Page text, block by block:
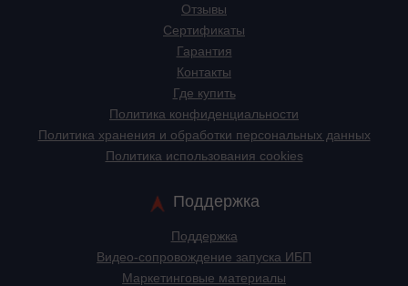
Отзывы
Сертификаты
Гарантия
Контакты
Где купить
Политика конфиденциальности
Политика хранения и обработки персональных данных
Политика использования cookies
Поддержка
Поддержка
Видео-сопровождение запуска ИБП
Маркетинговые материалы